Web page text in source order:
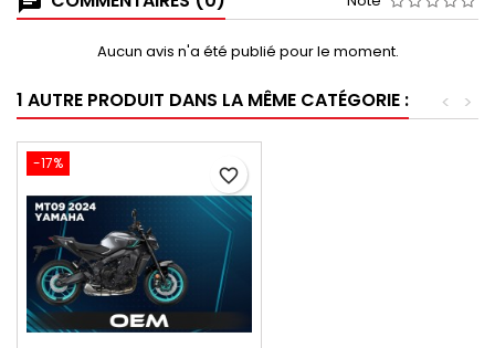
Aucun avis n'a été publié pour le moment.
1 AUTRE PRODUIT DANS LA MÊME CATÉGORIE : >
<
-17%
favorite_border